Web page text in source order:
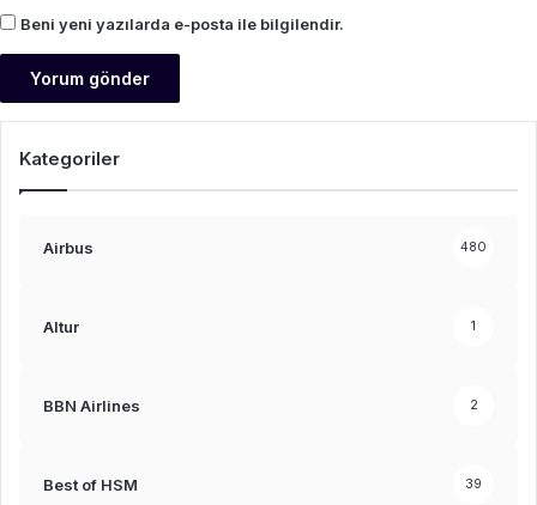
Beni yeni yazılarda e-posta ile bilgilendir.
Kategoriler
Airbus 480
Altur 1
BBN Airlines 2
Best of HSM 39